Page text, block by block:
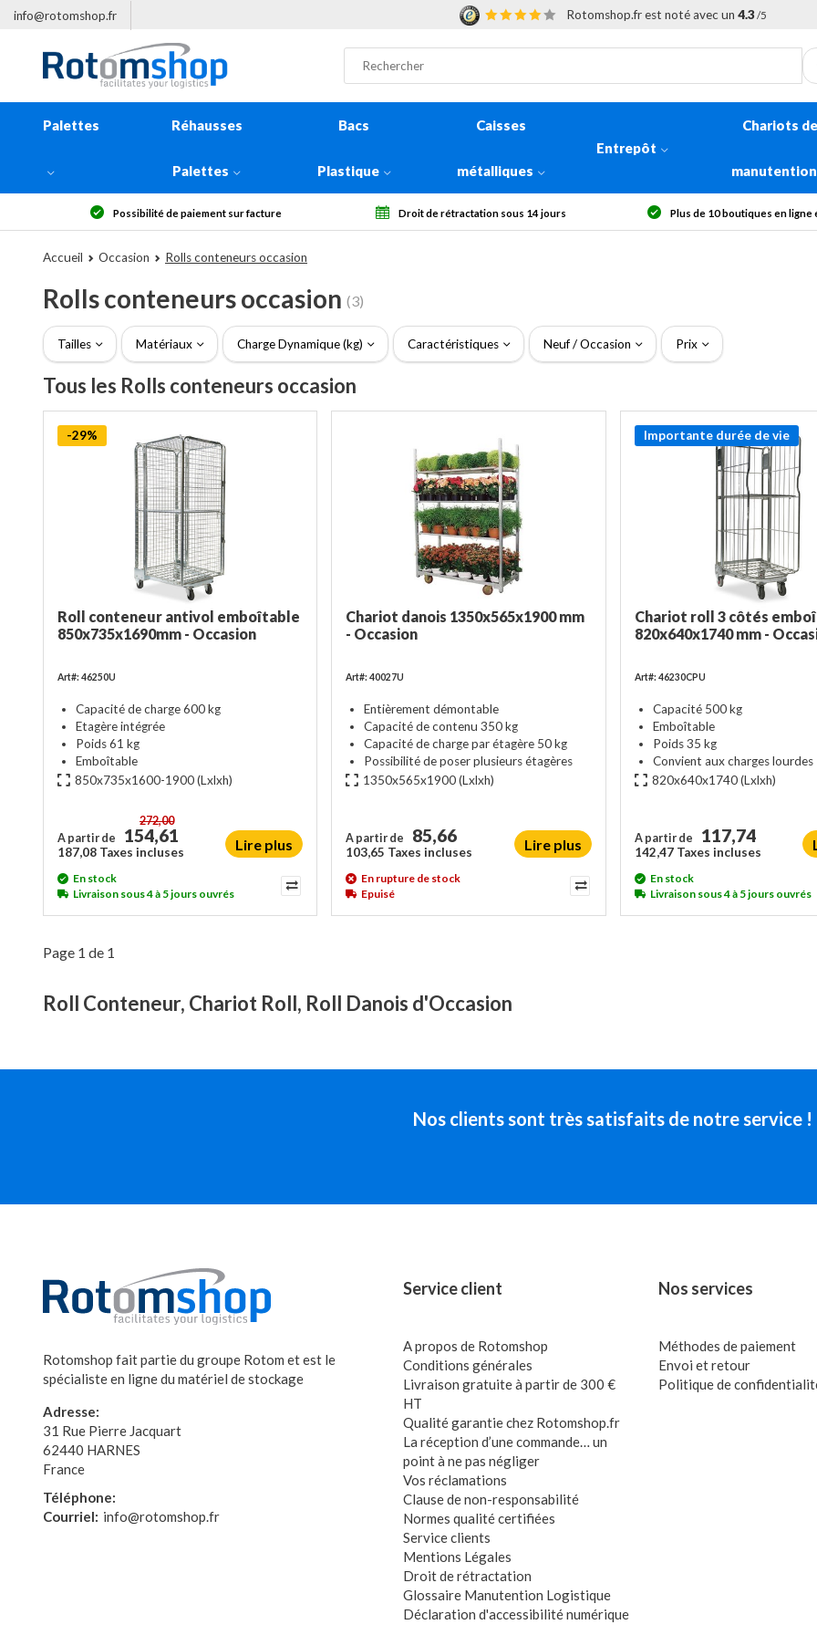
info@rotomshop.fr Rotomshop.fr est noté avec un 4.3 /5
Palettes Réhausses
Palettes
Bacs
Plastique
Caisses
métalliques
Entrepôt
Chariots de
manutention
Possibilité de paiement sur facture Droit de rétractation sous 14 jours Plus de 10 boutiques en ligne
Accueil Occasion Rolls conteneurs occasion
Rolls conteneurs occasion (3)
Tailles Matériaux Charge Dynamique (kg) Caractéristiques Neuf / Occasion Prix
Tous les Rolls conteneurs occasion
-29%
Roll conteneur antivol emboîtable
850x735x1690mm - Occasion
Art#: 46250U
Capacité de charge 600 kg
Etagère intégrée
Poids 61 kg
Emboîtable
850x735x1600-1900(Lxlxh)
A partir de
272,00
154,61
187,08 Taxes incluses Lire plus
En stock
Livraison sous 4 à 5 jours ouvrés
Chariot danois 1350x565x1900 mm
- Occasion
Art#: 40027U
Entièrement démontable
Capacité de contenu 350 kg
Capacité de charge par étagère 50 kg
Possibilité de poser plusieurs étagères
1350x565x1900(Lxlxh)
A partir de 85,66
103,65 Taxes incluses Lire plus
En rupture de stock
Epuisé
Importante durée de vie
Chariot roll 3 côtés
820x640x1740 mm -
Art#: 46230CPU
Capacité 500 kg
Emboîtable
Poids 35 kg
Convient aux charges lourdes
820x640x1740(Lxlxh)
A partir de 117,74
142,47 Taxes incluses
En stock
Livraison sous 4 à 5 jours ouvrés
Page 1 de 1
Roll Conteneur, Chariot Roll, Roll Danois d'Occasion
Nos clients sont très satisfaits de notre service !
Rotomshop fait partie du groupe Rotom et est le
spécialiste en ligne du matériel de stockage
Adresse:
31 Rue Pierre Jacquart
62440 HARNES
France
Téléphone:
Courriel: info@rotomshop.fr
Service client
A propos de Rotomshop
Conditions générales
Livraison gratuite à partir de 300 €
HT
Qualité garantie chez Rotomshop.fr
La réception d’une commande… un
point à ne pas négliger
Vos réclamations
Clause de non-responsabilité
Normes qualité certifiées
Service clients
Mentions Légales
Droit de rétractation
Glossaire Manutention Logistique
Déclaration d'accessibilité numérique
Nos services
Méthodes de paiement
Envoi et retour
Politique de